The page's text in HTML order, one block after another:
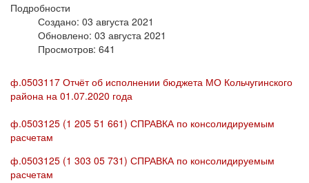
Подробности
Создано: 03 августа 2021
Обновлено: 03 августа 2021
Просмотров: 641
ф.0503117 Отчёт об исполнении бюджета МО Кольчугинского
района на 01.07.2020 года
ф.0503125 (1 205 51 661) СПРАВКА по консолидируемым
расчетам
ф.0503125 (1 303 05 731) СПРАВКА по консолидируемым
расчетам